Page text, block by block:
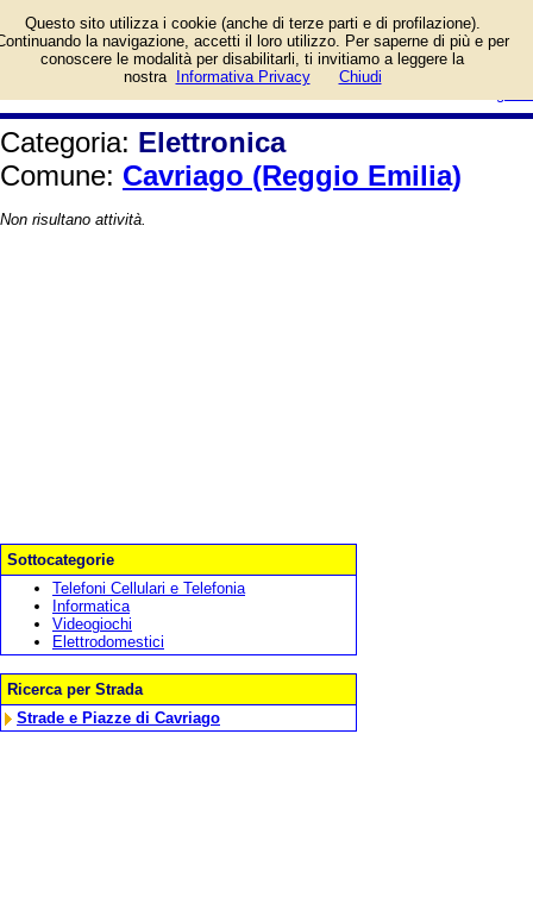
computer, videogiochi,
elettrodomestici. Elenco per il
Comune di Cavriago (Reggio Emilia).
Categoria: Elettronica
Comune: Cavriago (Reggio Emilia)
Non risultano attività.
Sottocategorie
Telefoni Cellulari e Telefonia
Informatica
Videogiochi
Elettrodomestici
Ricerca per Strada
Strade e Piazze di Cavriago
Questo sito utilizza i cookie (anche di terze parti e di profilazione).
la navigazione, accetti il loro utilizzo. Per saperne di più e per
conoscere le modalità per disabilitarli, ti invitiamo a leggere la
nostra
Informativa Privacy Chiudi